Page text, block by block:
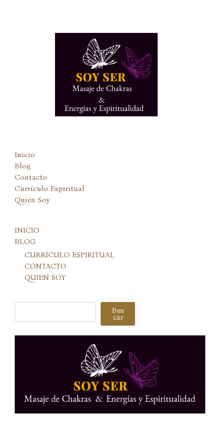
Inicio
Blog
Contacto
Currículo Espiritual
Quién Soy
INICIO
BLOG
CURRÍCULO ESPIRITUAL
CONTACTO
QUIEN SOY
Buscar Bus
car